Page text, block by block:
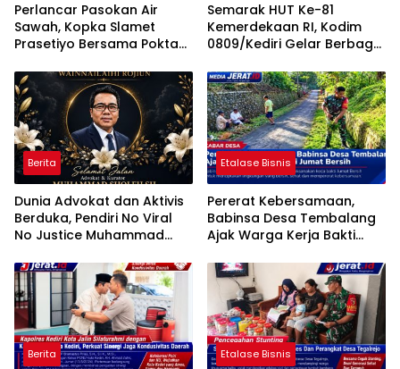
Perlancar Pasokan Air
Sawah, Kopka Slamet
Prasetiyo Bersama Poktan
Parit Irigasi
Semarak HUT Ke-81
Kemerdekaan RI, Kodim
0809/Kediri Gelar Berbagai
Berita
Dunia Advokat dan Aktivis
Berduka, Pendiri No Viral
No Justice Muhammad
Etalase Bisnis
Pererat Kebersamaan,
Babinsa Desa Tembalang
Ajak Warga Kerja Bakti
Berita Etalase Bisnis